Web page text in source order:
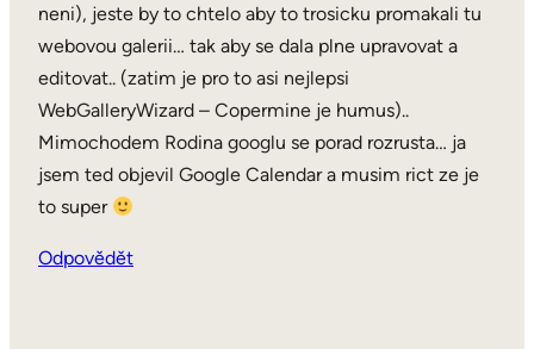
neni), jeste by to chtelo aby to trosicku promakali tu
webovou galerii… tak aby se dala plne upravovat a
editovat.. (zatim je pro to asi nejlepsi
WebGalleryWizard – Copermine je humus)..
Mimochodem Rodina googlu se porad rozrusta… ja
jsem ted objevil Google Calendar a musim rict ze je
to super
Odpovědět